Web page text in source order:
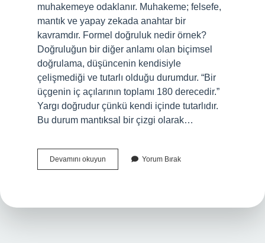
muhakemeye odaklanır. Muhakeme; felsefe,
mantık ve yapay zekada anahtar bir
kavramdır. Formel doğruluk nedir örnek?
Doğruluğun bir diğer anlamı olan biçimsel
doğrulama, düşüncenin kendisiyle
çelişmediği ve tutarlı olduğu durumdur. “Bir
üçgenin iç açılarının toplamı 180 derecedir.”
Yargı doğrudur çünkü kendi içinde tutarlıdır.
Bu durum mantıksal bir çizgi olarak…
Devamını okuyun
Teori
Yorum Bırak